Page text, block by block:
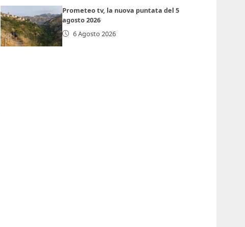
Prometeo tv, la nuova puntata del 5
agosto 2026
6 Agosto 2026